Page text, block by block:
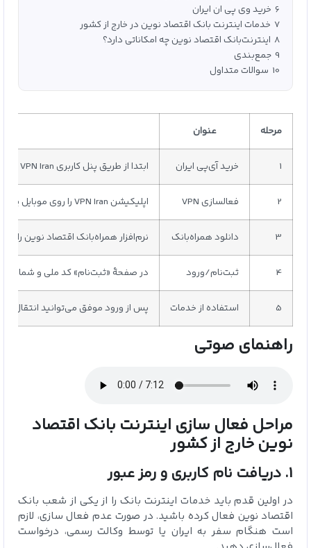
6 خرید وی پی ان ایران
7 خدمات اینترنت بانک اقتصاد نوین در خارج از کشور
8 اینترنت‌بانک اقتصاد نوین چه امکاناتی دارد؟
9 جمع‌بندی
10 سوالات متداول
مرحله عنوان
1 خرید آی‌پی ایران ابتدا از طریق پنل کاربری VPN Iran یک سرویس IP ایرانی تهیه کنید تا دستگاه شما شناسهٔ ایرانی بگیرد.
2 فعالسازی VPN اپلیکیشن VPN Iran را روی موبایل یا کامپیوتر روشن کرده و به سرور ایرانی متصل شوید.
3 دانلود همراه‌بانک نرم‌افزار همراه‌بانک اقتصاد نوین را
4 ثبت‌نام/ورود در صفحهٔ «ثبت‌نام» کد ملی و شماره
5 استفاده از خدمات پس از ورود موفق می‌توانید انتقال
راهنمای صوتی
مراحل فعال‌ سازی اینترنت بانک اقتصاد
نوین خارج از کشور
1. دریافت نام کاربری و رمز عبور
در اولین قدم باید خدمات اینترنت بانک را از یکی از شعب بانک
اقتصاد نوین فعال کرده باشید. در صورت عدم فعال‌ سازی، لازم
است هنگام سفر به ایران یا توسط وکالت رسمی، درخواست